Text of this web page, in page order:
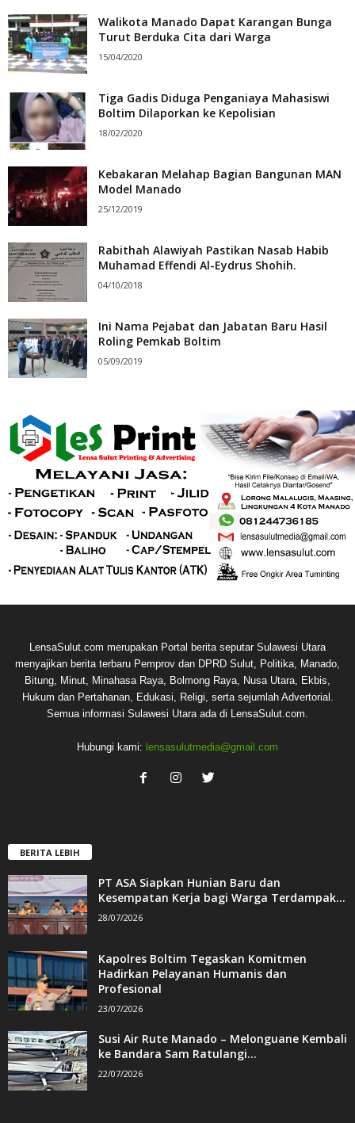
Walikota Manado Dapat Karangan Bunga
Turut Berduka Cita dari Warga
15/04/2020
Tiga Gadis Diduga Penganiaya Mahasiswi
Boltim Dilaporkan ke Kepolisian
18/02/2020
Kebakaran Melahap Bagian Bangunan MAN
Model Manado
25/12/2019
Rabithah Alawiyah Pastikan Nasab Habib
Muhamad Effendi Al-Eydrus Shohih.
04/10/2018
Ini Nama Pejabat dan Jabatan Baru Hasil
Roling Pemkab Boltim
05/09/2019
LensaSulut.com merupakan Portal berita seputar Sulawesi Utara
menyajikan berita terbaru Pemprov dan DPRD Sulut, Politika, Manado,
Bitung, Minut, Minahasa Raya, Bolmong Raya, Nusa Utara, Ekbis,
Hukum dan Pertahanan, Edukasi, Religi, serta sejumlah Advertorial.
Semua informasi Sulawesi Utara ada di LensaSulut.com.
Hubungi kami: lensasulutmedia@gmail.com
BERITA LEBIH
PT ASA Siapkan Hunian Baru dan
Kesempatan Kerja bagi Warga Terdampak...
28/07/2026
Kapolres Boltim Tegaskan Komitmen
Hadirkan Pelayanan Humanis dan
Profesional
23/07/2026
Susi Air Rute Manado – Melonguane Kembali
ke Bandara Sam Ratulangi...
22/07/2026